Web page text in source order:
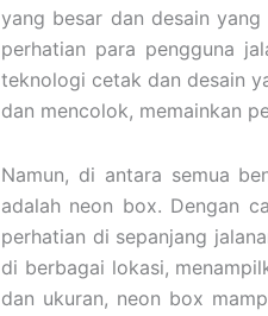
yang besar dan desain
perhatian para pengguna
teknologi cetak dan desain
dan mencolok, memainkan
Namun, di antara semua
adalah neon box. Dengan
perhatian di sepanjang
di berbagai lokasi,
dan ukuran, neon box